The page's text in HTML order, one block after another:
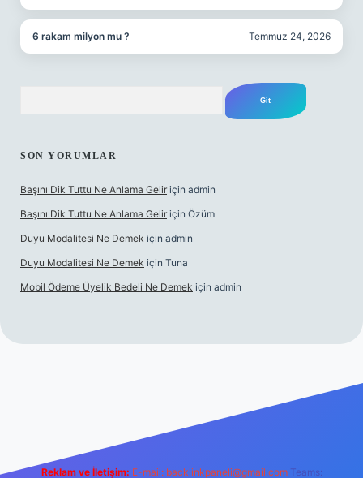
6 rakam milyon mu ? Temmuz 24, 2026
SON YORUMLAR
Başını Dik Tuttu Ne Anlama Gelir için admin
Başını Dik Tuttu Ne Anlama Gelir için Özüm
Duyu Modalitesi Ne Demek için admin
Duyu Modalitesi Ne Demek için Tuna
Mobil Ödeme Üyelik Bedeli Ne Demek için admin
Reklam ve İletişim: E-mail: backlinkpaneli@gmail.com Teams: